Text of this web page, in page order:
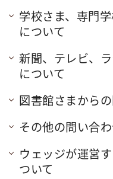
学校さま、専門
について
新聞、テレビ、
について
図書館さまから
その他の問い合
ウェッジが運営
ついて